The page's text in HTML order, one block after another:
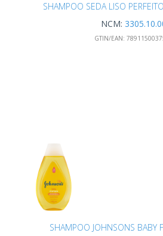
SHAMPOO SEDA LISO
NCM:
GTIN/EAN:
SHAMPOO JOHNSONS BABY